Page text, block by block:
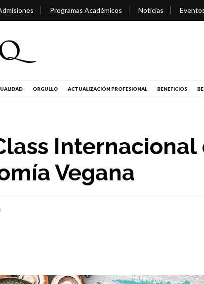
Programas Académicos Noticias
ORGULLO ACTUALIZACIÓN PROFESIONAL BENEFICIOS
Internacional
Vegana